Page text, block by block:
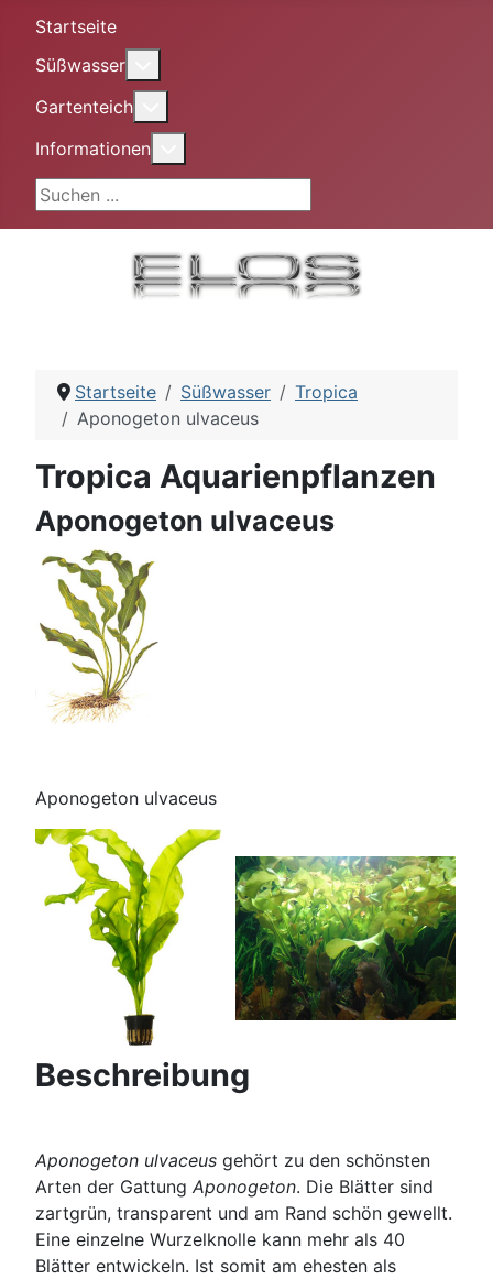
Startseite
Süßwasser
Gartenteich
Informationen
Suchen ...
Startseite Süßwasser
Tropica
Aponogeton ulvaceus
Tropica Aquarienpflanzen
Aponogeton ulvaceus
Aponogeton ulvaceus
Beschreibung
Aponogeton ulvaceus gehört zu den schönsten
Arten der Gattung Aponogeton. Die Blätter sind
zartgrün, transparent und am Rand schön gewellt.
Eine einzelne Wurzelknolle kann mehr als 40
Blätter entwickeln. Ist somit am ehesten als